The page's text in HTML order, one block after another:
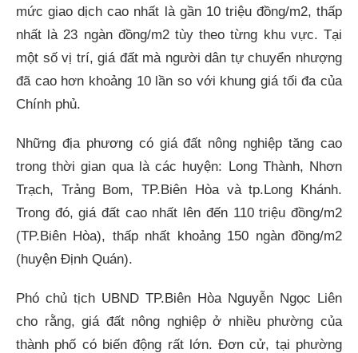
mức giao dịch cao nhất là gần 10 triệu đồng/m2, thấp
nhất là 23 ngàn đồng/m2 tùy theo từng khu vực. Tại
một số vị trí, giá đất mà người dân tự chuyển nhượng
đã cao hơn khoảng 10 lần so với khung giá tối đa của
Chính phủ.
Những địa phương có giá đất nông nghiệp tăng cao
trong thời gian qua là các huyện: Long Thành, Nhơn
Trạch, Trảng Bom, TP.Biên Hòa và tp.Long Khánh.
Trong đó, giá đất cao nhất lên đến 110 triệu đồng/m2
(TP.Biên Hòa), thấp nhất khoảng 150 ngàn đồng/m2
(huyện Định Quán).
Phó chủ tịch UBND TP.Biên Hòa Nguyễn Ngọc Liên
cho rằng, giá đất nông nghiệp ở nhiều phường của
thành phố có biến động rất lớn. Đơn cử, tại phường